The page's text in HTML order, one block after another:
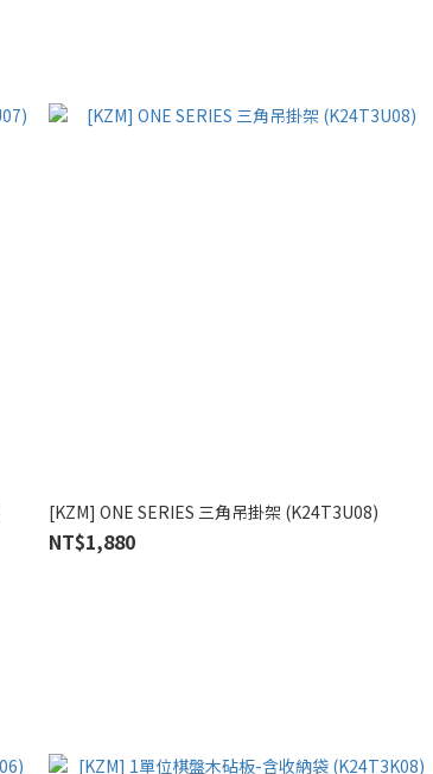
[KZM] ONE SERIES 三角吊掛架 (K24T3U08)
NT$1,880